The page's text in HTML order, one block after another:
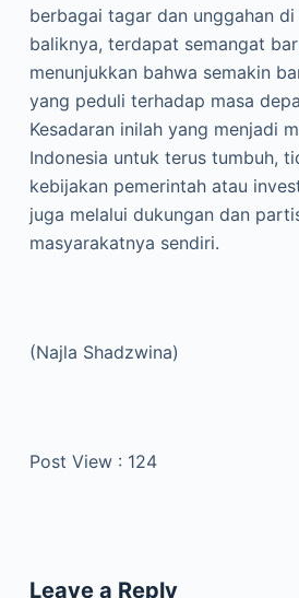
berbagai tagar dan unggahan
baliknya, terdapat semangat
menunjukkan bahwa semakin
yang peduli terhadap masa
Kesadaran inilah yang menjadi
Indonesia untuk terus tumbuh,
kebijakan pemerintah atau
juga melalui dukungan dan
masyarakatnya sendiri.
(Najla Shadzwina)
Post View : 124
Leave a Reply